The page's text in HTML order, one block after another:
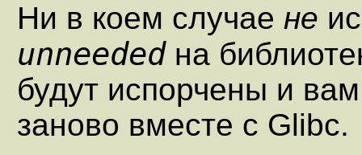
Ни в коем случае не
unneededна
будут испорчены и
заново вместе с Glibc.